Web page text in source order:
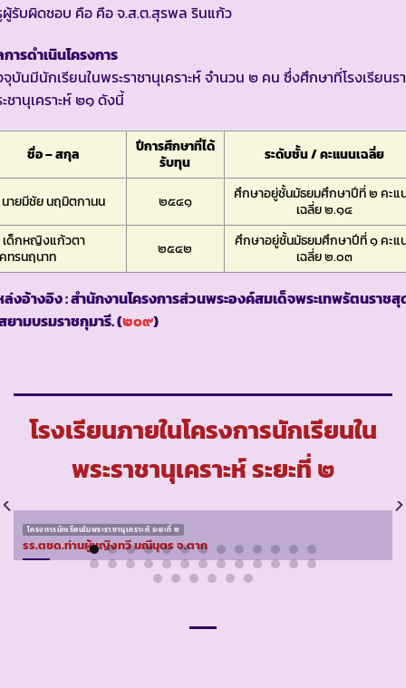
รับผิดชอบ คือ คือ จ.ส.ต.สุรพล รินแก้ว
ารดำเนินโครงการ
บันมีนักเรียนในพระราชานุเคราะห์ จำนวน ๒ คน ซึ่งศึกษาที่โรงเรียนร
ชานุเคราะห์ ๒๑ ดังนี้
ชื่อ – สกุล
ปีการศึกษาที่ได้
รับทุน
ระดับชั้น / คะแนนเฉลี่ย
ายมีชัย นฤมิตกานน ๒๕๔๑
ศึกษาอยู่ชั้นมัธยมศึกษาปีที่ ๒ คะแ
เฉลี่ย ๒.๑๔
ด็กหญิงแก้วตา
ทรนฤนาท
๒๕๔๒
ศึกษาอยู่ชั้นมัธยมศึกษาปีที่ ๑ คะแ
เฉลี่ย ๒.๐๓
งอ้างอิง : สำนักงานโครงการส่วนพระองค์สมเด็จพระเทพรัตนราชสุ
ยามบรมราชกุมารี. (๒๐๙)
โรงเรียนภายในโครงการนักเรียนใน
พระราชานุเคราะห์ ระยะที่ ๒
โครงการนักเรียนในพระราชานุเคราะห์ ระยะที่ ๒
รร.ตชด.ท่านผู้หญิงทวี มณีนุตร จ.ตาก